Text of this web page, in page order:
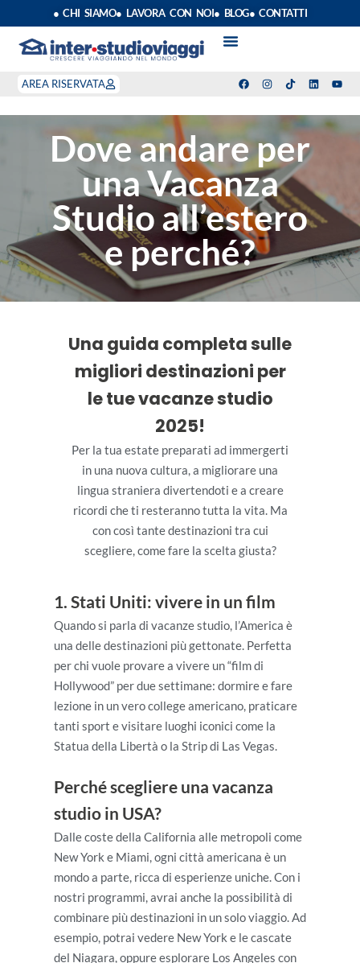
● CHI SIAMO● LAVORA CON NOI● BLOG● CONTATTI
AREA RISERVATA
Dove andare per
una Vacanza
Studio all’estero
e perché?
Una guida completa sulle
migliori destinazioni per
le tue vacanze studio
2025!
Per la tua estate preparati ad immergerti
in una nuova cultura, a migliorare una
lingua straniera divertendoti e a creare
ricordi che ti resteranno tutta la vita. Ma
con così tante destinazioni tra cui
scegliere, come fare la scelta giusta?
1. Stati Uniti: vivere in un film
Quando si parla di vacanze studio, l’America è
una delle destinazioni più gettonate. Perfetta
per chi vuole provare a vivere un “film di
Hollywood” per due settimane: dormire e fare
lezione in un vero college americano, praticare
tanti sport e visitare luoghi iconici come la
Statua della Libertà o la Strip di Las Vegas.
Perché scegliere una vacanza
studio in USA?
Dalle coste della California alle metropoli come
New York e Miami, ogni città americana è un
mondo a parte, ricca di esperienze uniche. Con i
nostri programmi, avrai anche la possibilità di
combinare più destinazioni in un solo viaggio. Ad
esempio, potrai vedere New York e le cascate
del Niagara, oppure esplorare Los Angeles con